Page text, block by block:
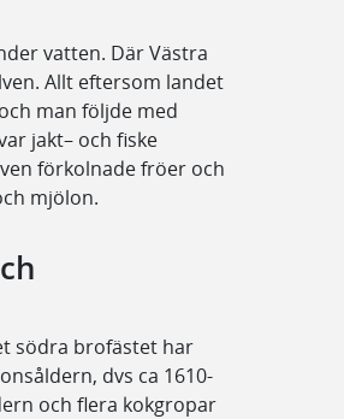
vatten. Där Västra
Allt eftersom landet
man följde med
jakt– och fiske
förkolnade fröer och
mjölon.
södra brofästet har
dvs ca 1610-
och flera kokgropar